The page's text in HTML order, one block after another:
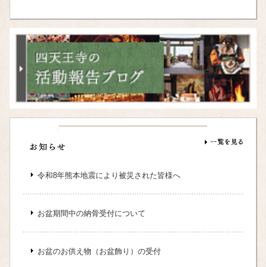
令和8年熊本地震により被災された皆様へ
お盆期間中の納骨受付について
お盆のお供え物（お盆飾り）の受付